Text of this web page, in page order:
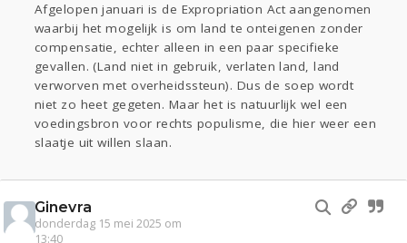
Afgelopen januari is de Expropriation Act aangenomen
waarbij het mogelijk is om land te onteigenen zonder
compensatie, echter alleen in een paar specifieke
gevallen. (Land niet in gebruik, verlaten land, land
verworven met overheidssteun). Dus de soep wordt
niet zo heet gegeten. Maar het is natuurlijk wel een
voedingsbron voor rechts populisme, die hier weer een
slaatje uit willen slaan.
Ginevra
donderdag 15 mei 2025 om
13:40